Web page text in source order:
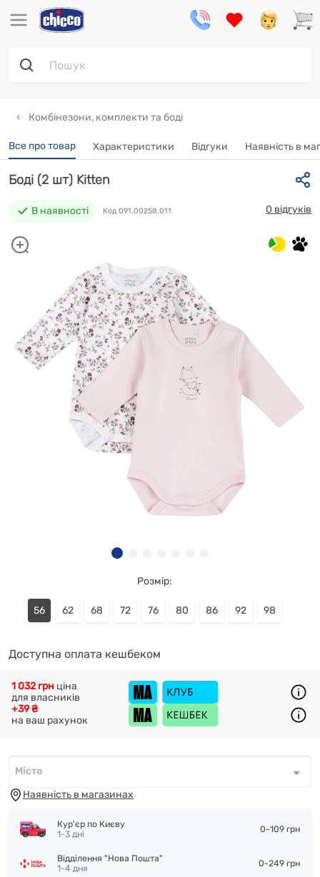
Комбінезони, комплекти та боді
Все про товар Характеристики Відгуки Наявність в
Боді (2 шт) Kitten
В наявності Код 091.00258.011 0 відгуків
Розмір:
56 62 68 72 76 80 86 92 98
Доступна оплата кешбеком
+39 ₴
на ваш рахунок
1 032 грн ціна
для власників
Місто*
Місто
Наявність в магазинах
Кур'єр по Києву
1-3 дні
0-109 грн
Відділення "Нова Пошта"
1-4 дня
0-249 грн